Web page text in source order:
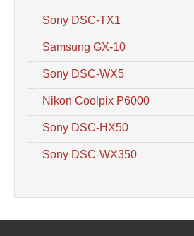
Sony DSC-TX1
Samsung GX-10
Sony DSC-WX5
Nikon Coolpix P6000
Sony DSC-HX50
Sony DSC-WX350